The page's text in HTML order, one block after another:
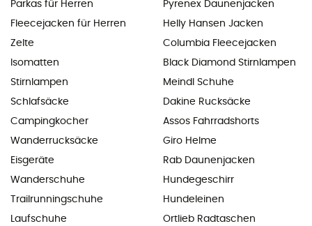
Parkas für Herren
Fleecejacken für Herren
Zelte
Isomatten
Stirnlampen
Schlafsäcke
Campingkocher
Wanderrucksäcke
Eisgeräte
Wanderschuhe
Trailrunningschuhe
Laufschuhe
Pyrenex Daunenjacken
Helly Hansen Jacken
Columbia Fleecejacken
Black Diamond Stirnlampen
Meindl Schuhe
Dakine Rucksäcke
Assos Fahrradshorts
Giro Helme
Rab Daunenjacken
Hundegeschirr
Hundeleinen
Ortlieb Radtaschen